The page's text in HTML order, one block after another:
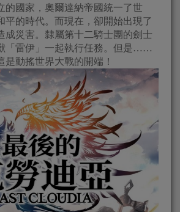
的國家，奧爾達納帝國統一了世
平的時代。而現在，卻開始出現了
成災害。隸屬第十二騎士團的劍士
「雷伊」一起執行任務。但是……
是動搖世界大戰的開端！